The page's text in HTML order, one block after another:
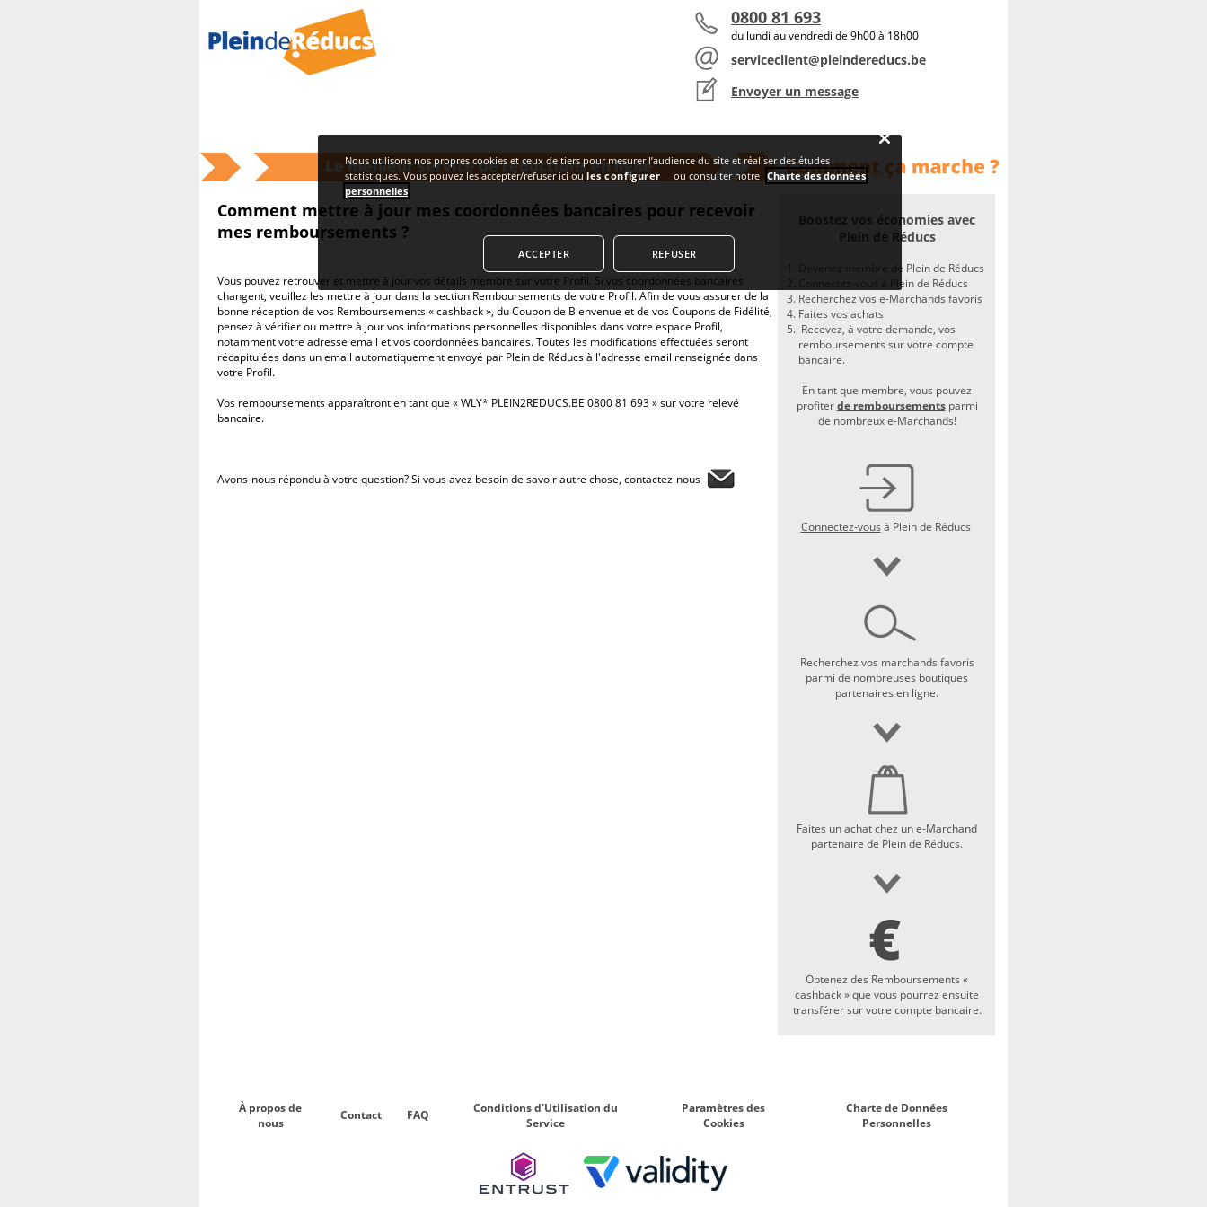
0800 81 693
du lundi au vendredi de 9h00 à 18h00
serviceclient@pleindereducs.be
Envoyer un message
Home >> Comment mettre à jour mes coordonnées bancaires pour recevoir mes remboursements ?
Comment mettre à jour mes coordonnées bancaires pour recevoir
mes remboursements ?
Vous pouvez retrouver et mettre à jour vos détails membre sur votre Profil. Si vos coordonnées bancaires
changent, veuillez les mettre à jour dans la section Remboursements de votre Profil. Afin de vous assurer de la
bonne réception de vos Remboursements « cashback », du Coupon de Bienvenue et de vos Coupons de Fidélité,
pensez à vérifier ou mettre à jour vos informations personnelles disponibles dans votre espace Profil,
notamment votre adresse email et vos coordonnées bancaires. Toutes les modifications effectuées seront
récapitulées dans un email automatiquement envoyé par Plein de Réducs à l'adresse email renseignée dans
votre Profil.
Vos remboursements apparaîtront en tant que « WLY* PLEIN2REDUCS.BE 0800 81 693 » sur votre relevé
bancaire.
Avons-nous répondu à votre question? Si vous avez besoin de savoir autre chose, contactez-nous
Boostez vos économies avec
Plein de Réducs
Devenez membre de Plein de Réducs
Connectez-vous à Plein de Réducs
Recherchez vos e-Marchands favoris
Faites vos achats
Recevez, à votre demande, vos
remboursements sur votre compte
bancaire.
En tant que membre, vous pouvez
profiterde remboursements parmi
de nombreux e-Marchands!
Connectez-vous à Plein de Réducs
Recherchez vos marchands favoris
parmi de nombreuses boutiques
partenaires en ligne.
Faites un achat chez un e-Marchand
partenaire de Plein de Réducs.
Obtenez des Remboursements «
cashback » que vous pourrez ensuite
transférer sur votre compte bancaire.
À propos de
nous
Contact FAQ
Conditions d'Utilisation du
Service
Paramètres des
Cookies
Charte de Données
Personnelles
Nous utilisons nos propres cookies et ceux de tiers pour mesurer l’audience du site et réaliser des études
statistiques. Vous pouvez les accepter/refuser ici oules configurer ou consulter notre Charte des données
personnelles
REFUSER
ACCEPTER